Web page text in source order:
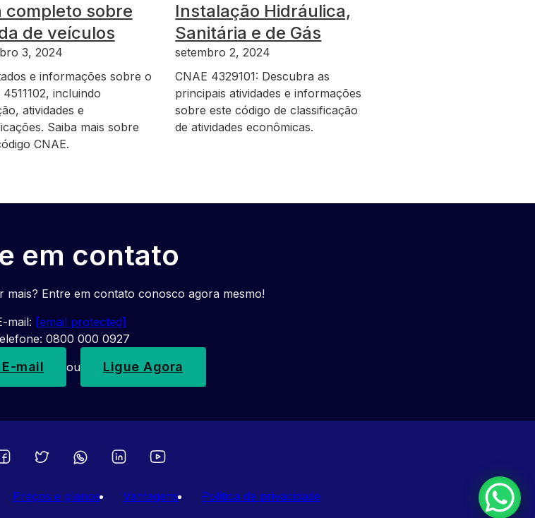
completo sobre
de veículos
3, 2024
e informações sobre o
incluindo
atividades e
Saiba mais sobre
CNAE.
Instalação Hidráulica,
Sanitária e de Gás
setembro 2, 2024
CNAE 4329101: Descubra as
principais atividades e informações
sobre este código de classificação
de atividades econômicas.
em contato
mais? Entre em contato conosco agora mesmo!
mail: [email protected]
0800 000 0927
mail ou Ligue Agora
Preços e planos Vantagens Política de privacidade